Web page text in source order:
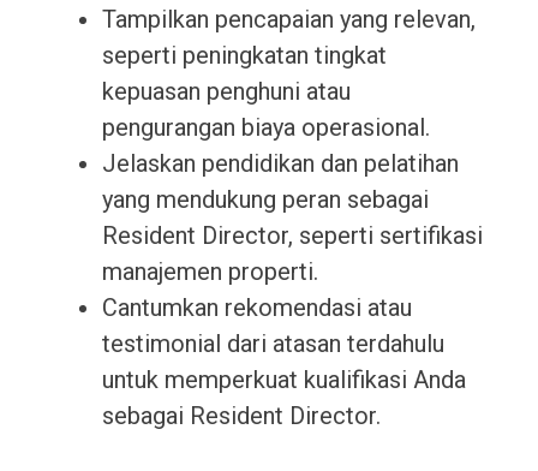
Tampilkan pencapaian yang relevan,
seperti peningkatan tingkat
kepuasan penghuni atau
pengurangan biaya operasional.
Jelaskan pendidikan dan pelatihan
yang mendukung peran sebagai
Resident Director, seperti sertifikasi
manajemen properti.
Cantumkan rekomendasi atau
testimonial dari atasan terdahulu
untuk memperkuat kualifikasi Anda
sebagai Resident Director.